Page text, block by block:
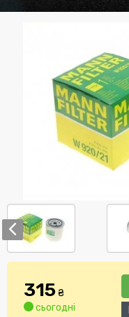
315₴
сьогодні